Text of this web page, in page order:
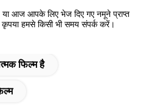
आज आपके लिए भेज दिए गए नमूने प्राप्त
हमसे किसी भी समय संपर्क करें।
फिल्म है